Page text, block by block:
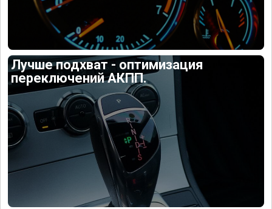
Лучше подхват - оптимизация
переключений АКПП.